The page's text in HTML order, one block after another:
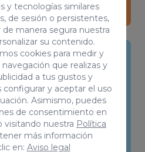
y tecnologías similares
de sesión o persistentes,
manera segura nuestra
su contenido.
cookies para medir y
que realizas y
a tus gustos y
configurar y aceptar el uso
Asimismo, puedes
de consentimiento en
nuestra Política
más información
en: Aviso legal
de los
conversión, el CRO
la eficiencia
ya que se